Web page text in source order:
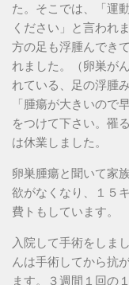
た。そこでは、「運
ください」と言われ
方の足も浮腫んでき
れました。（卵巣が
れている、足の浮腫
「腫瘍が大きいので
をつけて下さい。罹
は休業しました。
卵巣腫瘍と聞いて家
欲がなくなり、１５
費トもしています。
入院して手術をしま
んは手術してから抗
ます。３週間１回の